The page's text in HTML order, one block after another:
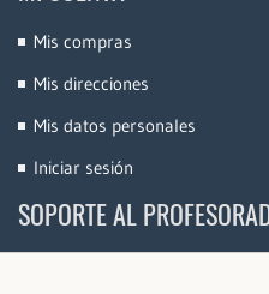
Mis compras
Mis direcciones
Mis datos personales
Iniciar sesión
SOPORTE AL